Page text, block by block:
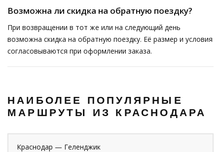
Возможна ли скидка на обратную поездку?
При возвращении в тот же или на следующий день
возможна скидка на обратную поездку. Её размер и условия
согласовываются при оформлении заказа.
НАИБОЛЕЕ ПОПУЛЯРНЫЕ
МАРШРУТЫ ИЗ КРАСНОДАРА
Краснодар — Геленджик